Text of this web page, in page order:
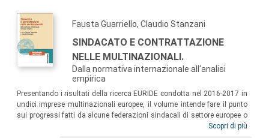
Fausta Guarriello, Claudio Stanzani
SINDACATO E CONTRATTAZIONE
NELLE MULTINAZIONALI.
Dalla normativa internazionale all'analisi
empirica
Presentando i risultati della ricerca EURIDE condotta nel 2016-2017 in
undici imprese multinazionali europee, il volume intende fare il punto
sui progressi fatti da alcune federazioni sindacali di settore europee o
internazionali e comitati aziendali europei nella definizione di accordi-
Scopri di più